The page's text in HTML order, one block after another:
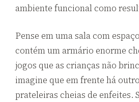
ambiente funcional como
Pense em uma sala com
contém um armário enorme
jogos que as crianças não
imagine que em frente há
prateleiras cheias de enfeites.